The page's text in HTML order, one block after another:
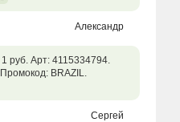
Александр
руб. Арт: 4115334794.
BRAZIL.
Сергей